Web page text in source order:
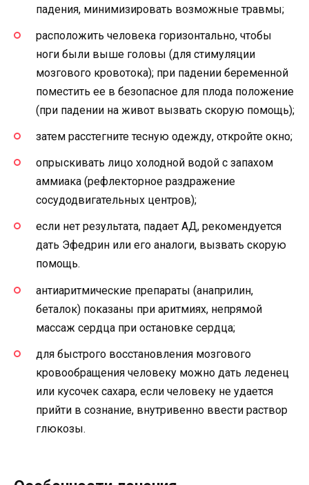
падения, минимизировать возможные травмы;
расположить человека горизонтально, чтобы
ноги были выше головы (для стимуляции
мозгового кровотока); при падении беременной
поместить ее в безопасное для плода положение
(при падении на живот вызвать скорую помощь);
затем расстегните тесную одежду, откройте окно;
опрыскивать лицо холодной водой с запахом
аммиака (рефлекторное раздражение
сосудодвигательных центров);
если нет результата, падает АД, рекомендуется
дать Эфедрин или его аналоги, вызвать скорую
помощь.
антиаритмические препараты (анаприлин,
беталок) показаны при аритмиях, непрямой
массаж сердца при остановке сердца;
для быстрого восстановления мозгового
кровообращения человеку можно дать леденец
или кусочек сахара, если человеку не удается
прийти в сознание, внутривенно ввести раствор
глюкозы.